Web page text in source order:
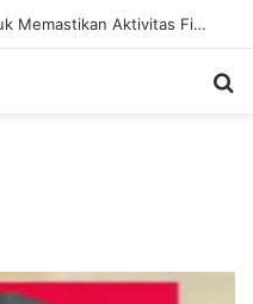
Panduan Fitness Ringkas untuk Memastikan Aktivitas Fisik Anda Tetap Konsisten